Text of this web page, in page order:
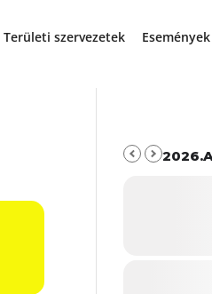
Területi szervezetek Események